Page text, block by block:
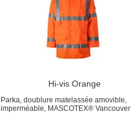
Hi-vis Orange
Parka, doublure matelassée amovible,
imperméable, MASCOTEX® Vancouver